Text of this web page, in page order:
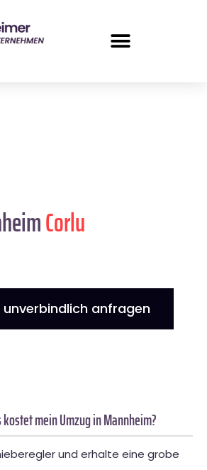
Corlu
anfragen
kostet mein Umzug in Mannheim?
und erhalte eine grobe